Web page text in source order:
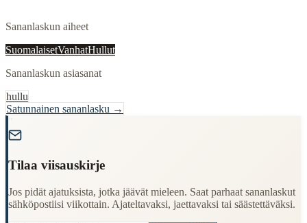
Sananlaskun aiheet
SuomalaisetVanhatHullut
Sananlaskun asiasanat
hullu
Satunnainen sananlasku →
Tilaa viisauskirje
Jos pidät ajatuksista, jotka jäävät mieleen. Saat parhaat sananlaskut
sähköpostiisi viikottain. Ajateltavaksi, jaettavaksi tai säästettäväksi.